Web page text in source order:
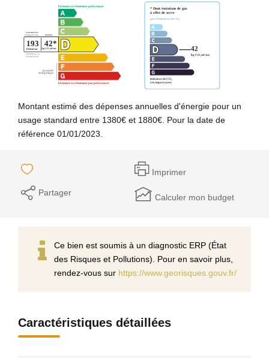
Montant estimé des dépenses annuelles d'énergie pour un
usage standard entre 1380€ et 1880€. Pour la date de
référence 01/01/2023.
Imprimer
Partager Calculer mon budget
Ce bien est soumis à un diagnostic ERP (État
des Risques et Pollutions). Pour en savoir plus,
rendez-vous sur https://www.georisques.gouv.fr/
Caractéristiques détaillées